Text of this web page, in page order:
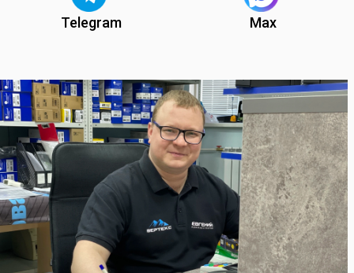
Telegram Max